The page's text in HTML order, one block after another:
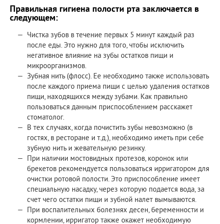
Правильная гигиена полости рта заключается в
следующем:
Чистка зубов в течение первых 5 минут каждый раз
после еды. Это нужно для того, чтобы исключить
негативное влияние на зубы остатков пищи и
микроорганизмов.
Зубная нить (флосс). Ее необходимо также использовать
после каждого приема пищи с целью удаления остатков
пищи, находящихся между зубами. Как правильно
пользоваться данным приспособлением расскажет
стоматолог.
В тех случаях, когда почистить зубы невозможно (в
гостях, в ресторане и т.д.), необходимо иметь при себе
зубную нить и жевательную резинку.
При наличии мостовидных протезов, коронок или
брекетов рекомендуется пользоваться ирригатором для
очистки ротовой полости. Это приспособление имеет
специальную насадку, через которую подается вода, за
счет чего остатки пищи и зубной налет вымываются.
При воспалительных болезнях десен, беременности и
кормлении, ирригатор также окажет необходимую